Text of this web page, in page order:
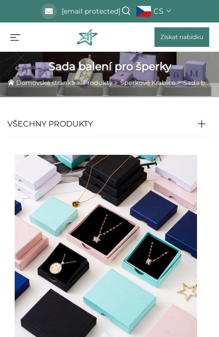
[email protected] CS
Získat nabídku
Sada balení pro šperky
Domovská stránka>Produkty>Šperkové Krabice>Sada balení pro šperky
VŠECHNY PRODUKTY